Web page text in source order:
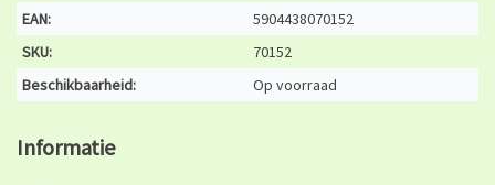
EAN:
5904438070152
SKU:
70152
Beschikbaarheid:
Op voorraad
Informatie